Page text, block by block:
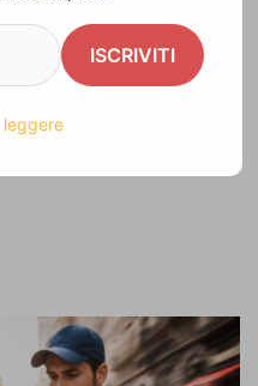
in
Rimette
ISCRIVITI
leggere